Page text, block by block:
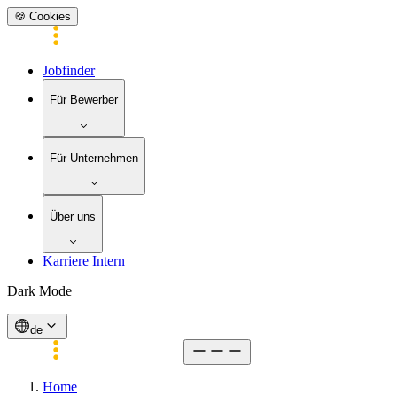
🍪 Cookies
Jobfinder
Für Bewerber
Für Unternehmen
Über uns
Karriere Intern
Dark Mode
de
Home